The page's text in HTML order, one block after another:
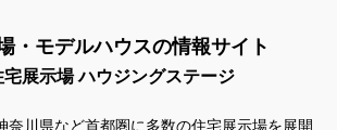
・モデルハウスの情報サイト
宅展示場 ハウジングステージ
奈川県など首都圏に多数の住宅展示場を展開